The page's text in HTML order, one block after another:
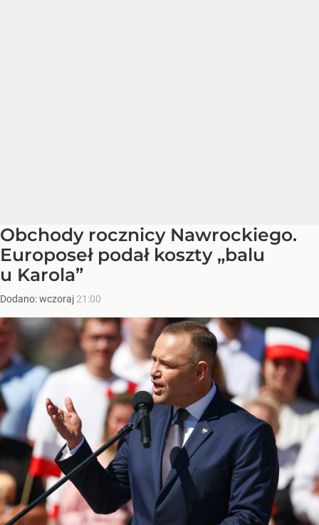
Obchody rocznicy Nawrockiego.
Europoseł podał koszty „balu
u Karola”
Dodano:wczoraj 21:00